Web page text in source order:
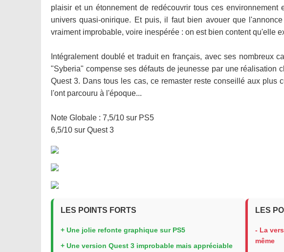
plaisir et un étonnement de redécouvrir tous ces
univers quasi-onirique. Et puis, il faut bien avouer que
vraiment improbable, voire inespérée : on est bien content qu'elle
Intégralement doublé et traduit en français, avec ses nombreux
"Syberia" compense ses défauts de jeunesse par une réalisation
Quest 3. Dans tous les cas, ce remaster reste conseillé aux plus
l'ont parcouru à l'époque...
Note Globale : 7,5/10 sur PS5
6,5/10 sur Quest 3
LES POINTS FORTS
+ Une jolie refonte graphique sur PS5
+ Une version Quest 3 improbable mais appréciable
LES
- La
même